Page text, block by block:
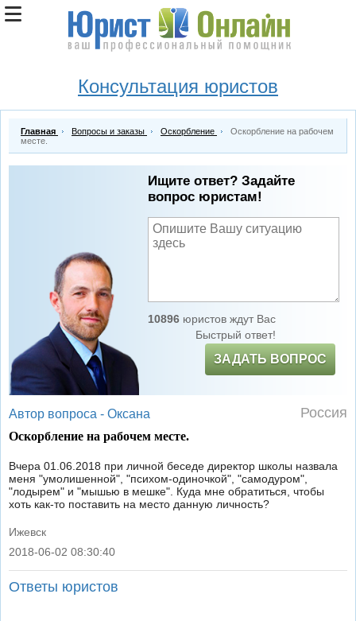
Консультация юристов
Главная Вопросы и заказы Оскорбление
Оскорбление на рабочем
месте.
Ищите ответ? Задайте
вопрос юристам!
10896юристов ждут Вас
Быстрый ответ!
ЗАДАТЬ ВОПРОС
Автор вопроса - Оксана Россия
Оскорбление на рабочем месте.
Вчера 01.06.2018 при личной беседе директор школы назвала
меня "умолишенной", "психом-одиночкой", "самодуром",
"лодырем" и "мышью в мешке". Куда мне обратиться, чтобы
хоть как-то поставить на место данную личность?
Ижевск
|
2018-06-02 08:30:40
Ответы юристов